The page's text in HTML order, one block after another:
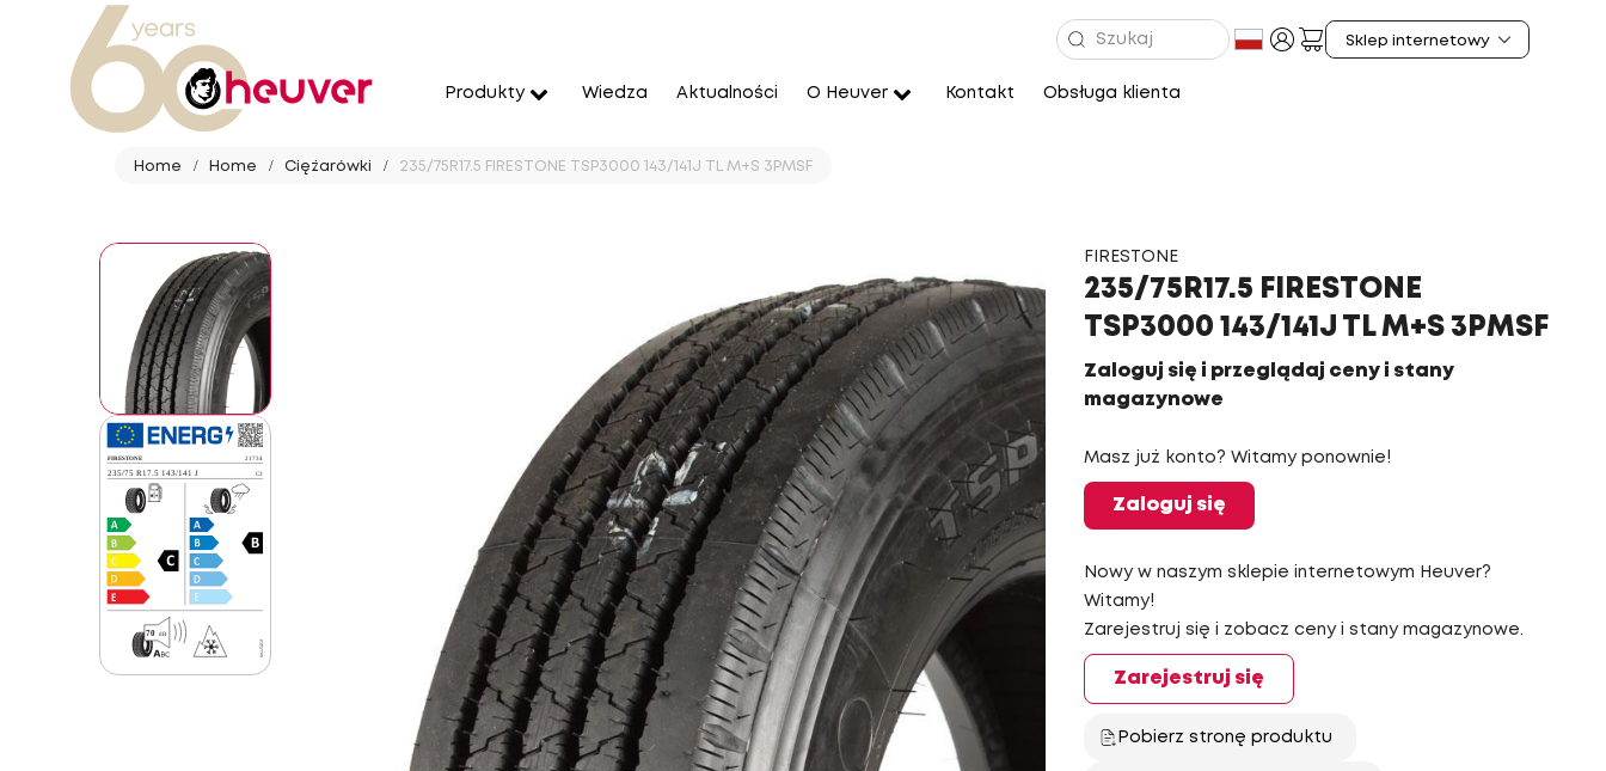
Produkty Wiedza Aktualności O Heuver Kontakt Obsługa klienta
Home Home Ciężarówki 235/75R17.5 FIRESTONE TSP3000 143/141J TL M+S 3PMSF
FIRESTONE
235/75R17.5 FIRESTONE
TSP3000 143/141J TL M+S 3PMSF
Zaloguj się i przeglądaj ceny i stany
magazynowe
Masz już konto? Witamy ponownie!
Zaloguj się
Nowy w naszym sklepie internetowym Heuver?
Witamy!
Zarejestruj się i zobacz ceny i stany magazynowe.
Zarejestruj się
Pobierz stronę produktu